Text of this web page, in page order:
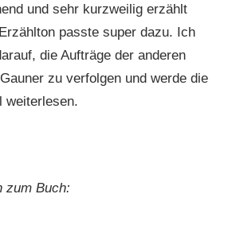
und sehr kurzweilig erzählt
passte super dazu. Ich
die Aufträge der anderen
zu verfolgen und werde die
weiterlesen.
zum Buch: